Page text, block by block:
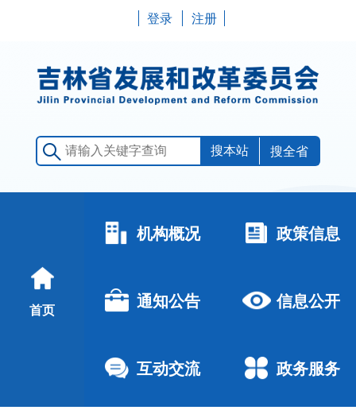
登录 注册
搜全省
首页
机构概况 政策信息
通知公告 信息公开
互动交流 政务服务